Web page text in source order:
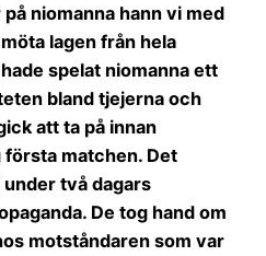
niomanna hann vi med
lagen från hela
spelat niomanna ett
bland tjejerna och
att ta på innan
första matchen. Det
två dagars
De tog hand om
motståndaren som var